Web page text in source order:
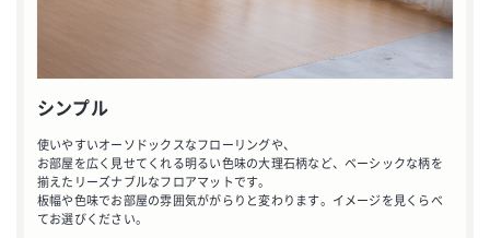
シンプル
使いやすいオーソドックスなフローリングや、
お部屋を広く見せてくれる明るい色味の大理石柄など、ベーシックな柄を
揃えたリーズナブルなフロアマットです。
板幅や色味でお部屋の雰囲気ががらりと変わります。イメージを見くらべ
てお選びください。